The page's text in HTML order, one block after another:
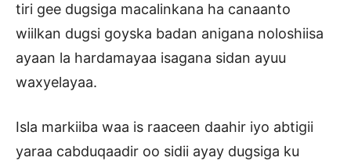
tiri gee dugsiga macalinkana ha canaanto
wiilkan dugsi goyska badan anigana noloshiisa
ayaan la hardamayaa isagana sidan ayuu
waxyelayaa.
Isla markiiba waa is raaceen daahir iyo abtigii
yaraa cabduqaadir oo sidii ayay dugsiga ku